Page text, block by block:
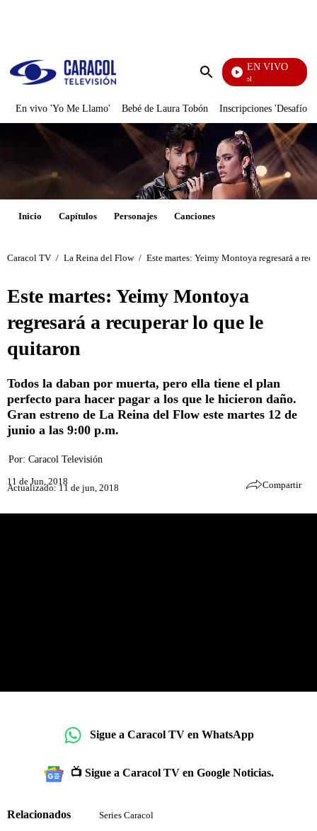
Enviar
EN VIVO
Noticias Caracol
En vivo 'Yo Me Llamo' Bebé de Laura Tobón Inscripciones 'Desafío'
Inicio Capítulos Personajes Canciones
Caracol TV / La Reina del Flow / Este martes: Yeimy Montoya regresará a
Este martes: Yeimy Montoya
regresará a recuperar lo que le
quitaron
Todos la daban por muerta, pero ella tiene el plan
perfecto para hacer pagar a los que le hicieron daño.
Gran estreno de La Reina del Flow este martes 12 de
junio a las 9:00 p.m.
Por: Caracol Televisión
11 de Jun, 2018
Actualizado: 11 de jun, 2018 Compartir
Sigue a Caracol TV en WhatsApp
📺 Sigue a Caracol TV en Google Noticias.
Relacionados Series Caracol